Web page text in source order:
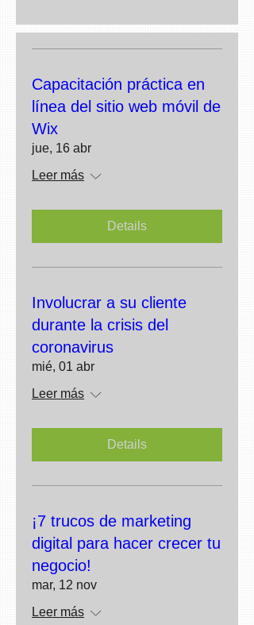
Capacitación práctica en
línea del sitio web móvil de
Wix
jue, 16 abr
Leer más
Details
Involucrar a su cliente
durante la crisis del
coronavirus
mié, 01 abr
Leer más
Details
¡7 trucos de marketing
digital para hacer crecer tu
negocio!
mar, 12 nov
Leer más